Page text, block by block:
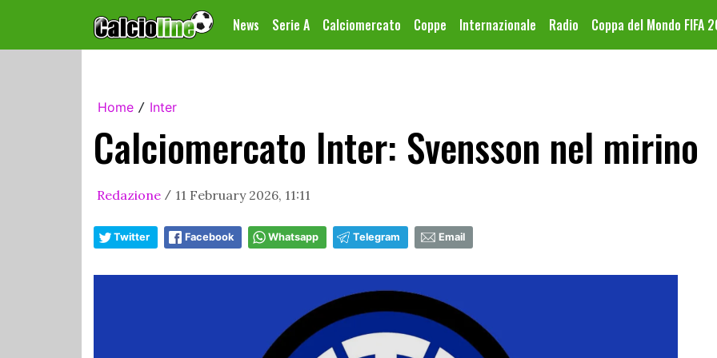
News Serie A Calciomercato Coppe Internazionale Radio Coppa del Mondo FIFA
Home / Inter
Calciomercato Inter: Svensson nel mirino
Redazione / 11 February 2026, 11:11
Twitter Facebook Whatsapp Telegram Email